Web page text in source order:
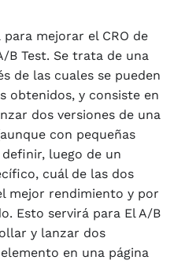
mejorar el CRO de
B Test. Se trata de una
de las cuales se pueden
obtenidos, y consiste en
dos versiones de una
con pequeñas
luego de un
cuál de las dos
mejor rendimiento y por
Esto servirá para El A/B
y lanzar dos
en una página